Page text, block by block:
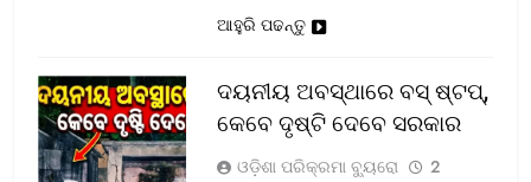
ଆହୁରି ପଢନ୍ତୁ
ଦୟନୀୟ ଅବସ୍ଥାରେ ବସ୍‌ ଷ୍ଟପ୍‌,
କେବେ ଦୃଷ୍ଟି ଦେବେ ସରକାର
ଓଡ଼ିଶା ପରିକ୍ରମା ବ୍ୟୁରୋ
2